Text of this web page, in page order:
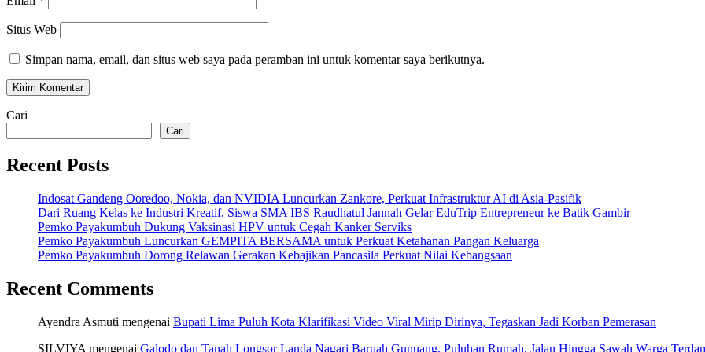
Situs Web
Simpan nama, email, dan situs web saya pada peramban ini untuk komentar saya berikutnya.
Cari
Cari
Recent Posts
Indosat Gandeng Ooredoo, Nokia, dan NVIDIA Luncurkan Zankore, Perkuat Infrastruktur AI di Asia-Pasifik
Dari Ruang Kelas ke Industri Kreatif, Siswa SMA IBS Raudhatul Jannah Gelar EduTrip Entrepreneur ke Batik Gambir
Pemko Payakumbuh Dukung Vaksinasi HPV untuk Cegah Kanker Serviks
Pemko Payakumbuh Luncurkan GEMPITA BERSAMA untuk Perkuat Ketahanan Pangan Keluarga
Pemko Payakumbuh Dorong Relawan Gerakan Kebajikan Pancasila Perkuat Nilai Kebangsaan
Recent Comments
Ayendra Asmuti mengenai Bupati Lima Puluh Kota Klarifikasi Video Viral Mirip Dirinya, Tegaskan Jadi Korban Pemerasan
SILVIYA mengenai Galodo dan Tanah Longsor Landa Nagari Baruah Gunuang, Puluhan Rumah, Jalan Hingga Sawah Warga